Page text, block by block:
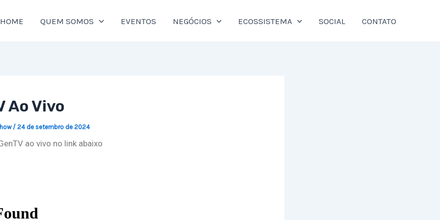
HOME QUEM SOMOS EVENTOS NEGÓCIOS ECOSSISTEMA SOCIAL CONTATO
Ao Vivo
/ 24 de setembro de 2024
ao vivo no link abaixo